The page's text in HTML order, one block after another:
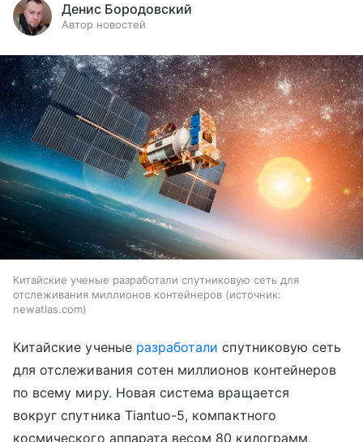
Денис Бородовский
Автор новостей
Китайские ученые разработали спутниковую сеть для
отслеживания миллионов контейнеров
источник:
newatlas.com
Китайские ученые разработали спутниковую сеть
для отслеживания сотен миллионов контейнеров
по всему миру. Новая система вращается
вокруг спутника Tiantuo-5, компактного
космического аппарата весом 80 килограмм,